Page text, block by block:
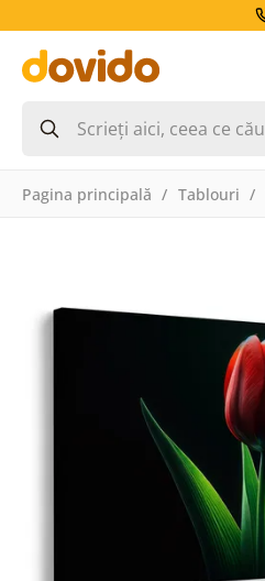
Pagina principală Tablouri